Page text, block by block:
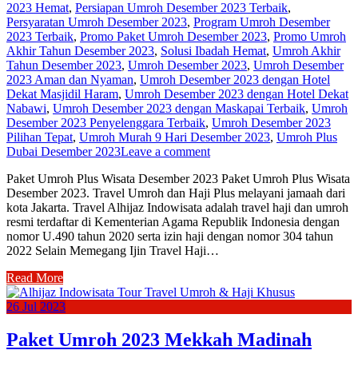
2023 Hemat, Persiapan Umroh Desember 2023 Terbaik,
Persyaratan Umroh Desember 2023, Program Umroh Desember
2023 Terbaik, Promo Paket Umroh Desember 2023, Promo Umroh
Akhir Tahun Desember 2023, Solusi Ibadah Hemat, Umroh Akhir
Tahun Desember 2023, Umroh Desember 2023, Umroh Desember
2023 Aman dan Nyaman, Umroh Desember 2023 dengan Hotel
Dekat Masjidil Haram, Umroh Desember 2023 dengan Hotel Dekat
Nabawi, Umroh Desember 2023 dengan Maskapai Terbaik, Umroh
Desember 2023 Penyelenggara Terbaik, Umroh Desember 2023
Pilihan Tepat, Umroh Murah 9 Hari Desember 2023, Umroh Plus
Dubai Desember 2023Leave a comment
Paket Umroh Plus Wisata Desember 2023 Paket Umroh Plus Wisata
Desember 2023. Travel Umroh dan Haji Plus melayani jamaah dari
kota Jakarta. Travel Alhijaz Indowisata adalah travel haji dan umroh
resmi terdaftar di Kementerian Agama Republik Indonesia dengan
nomor U.490 tahun 2020 serta izin haji dengan nomor 304 tahun
2022 Selain Memegang Ijin Travel Haji…
Read More
26 Jul 2023
Paket Umroh 2023 Mekkah Madinah